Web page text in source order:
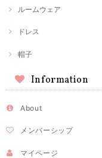
ルームウェア
ドレス
帽子
Information
About
メンバーシップ
マイページ